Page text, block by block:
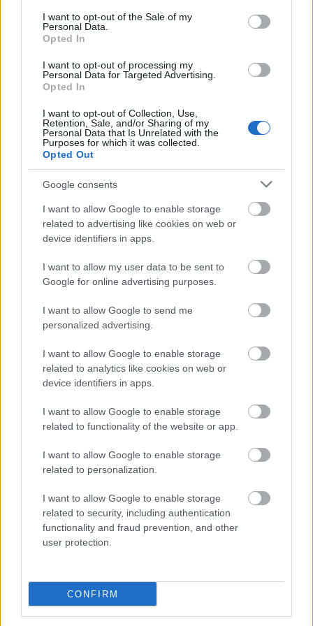
consent section.
I want to opt-out of the Sale of my
Personal Data.
Opted In
I want to opt-out of processing my
Personal Data for Targeted Advertising.
Opted In
I want to opt-out of Collection, Use,
Retention, Sale, and/or Sharing of my
Personal Data that Is Unrelated with the
Purposes for which it was collected.
Opted Out
Google consents
I want to allow Google to enable storage
related to advertising like cookies on web or
device identifiers in apps.
I want to allow my user data to be sent to
Google for online advertising purposes.
I want to allow Google to send me
personalized advertising.
I want to allow Google to enable storage
related to analytics like cookies on web or
device identifiers in apps.
I want to allow Google to enable storage
related to functionality of the website or app.
I want to allow Google to enable storage
related to personalization.
I want to allow Google to enable storage
related to security, including authentication
functionality and fraud prevention, and other
user protection.
CONFIRM
Város-Teampannon Kereskedelmi és Szolgáltató Kft.
parkfelújítás
Újragondolják Lipótváros rejtett, zöld parkját
Indulhat a Honvéd tér megújításának tervezése, ahol a
klímatudatos gondolkodás és a helyi identitás erősítése kerül a
középpontba.
mesél – megújul a tatai Angolkert
Bicske Kelet csomópont építése
Új gyalogosátkelők és jelzőlámpás
Másfélszeresére bővítik
Hódmezővásárhely jó hírű református
iskoláját
HÍRLEVÉL
E-mail cím